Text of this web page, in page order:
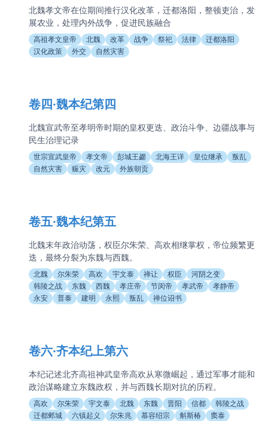
北魏孝文帝在位期间推行汉化改革，迁都洛阳，整顿吏治，发
展农业，处理内外战争，促进民族融合
高祖孝文皇帝 北魏 改革 战争 祭祀 法律
迁都洛阳
汉化政策
外交 自然灾害
卷四·魏本纪第四
北魏宣武帝至孝明帝时期的皇权更迭、政治斗争、边疆战事与
民生治理记录
世宗宣武皇帝 孝文帝 彭城王勰 北海王详 皇位继承
叛乱
自然灾害
赈灾 改元 外族朝贡
卷五·魏本纪第五
北魏末年政治动荡，权臣尔朱荣、高欢相继掌权，帝位频繁更
迭，最终分裂为东魏与西魏。
北魏 尔朱荣 高欢 宇文泰 禅让 权臣
河阴之变
韩陵之战
东魏 西魏 孝庄帝 节闵帝 孝武帝
孝静帝
永安
普泰 建明 永熙 叛乱 禅位诏书
卷六·齐本纪上第六
本纪记述北齐高祖神武皇帝高欢从寒微崛起，通过军事才能和
政治谋略建立东魏政权，并与西魏长期对抗的历程。
高欢 尔朱荣 宇文泰 北魏 东魏 晋阳 信都
韩陵之战
迁都邺城
六镇起义 尔朱兆 慕容绍宗 斛斯椿
窦泰